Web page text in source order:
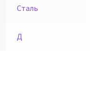
Сталь
Д